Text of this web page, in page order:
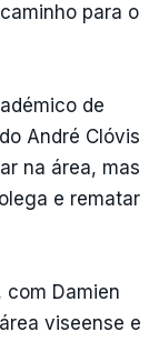
para o
de
André Clóvis
na área, mas
e rematar
com Damien
viseense e